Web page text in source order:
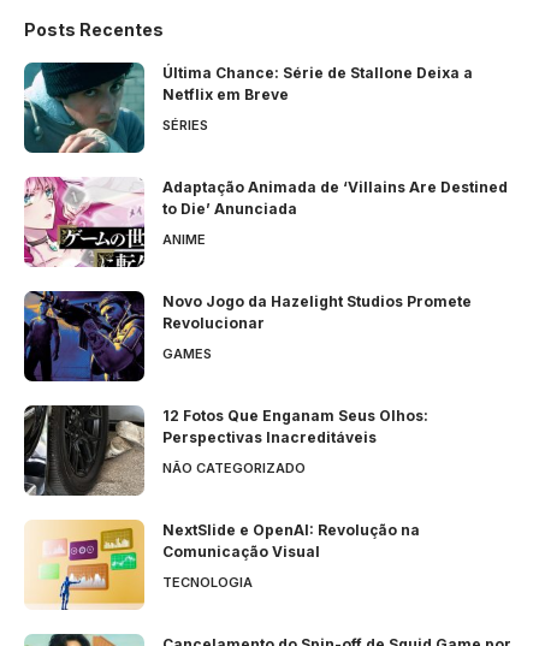
Posts Recentes
Última Chance: Série de Stallone Deixa a
Netflix em Breve
SÉRIES
Adaptação Animada de ‘Villains Are Destined
to Die’ Anunciada
ANIME
Novo Jogo da Hazelight Studios Promete
Revolucionar
GAMES
12 Fotos Que Enganam Seus Olhos:
Perspectivas Inacreditáveis
NÃO CATEGORIZADO
NextSlide e OpenAI: Revolução na
Comunicação Visual
TECNOLOGIA